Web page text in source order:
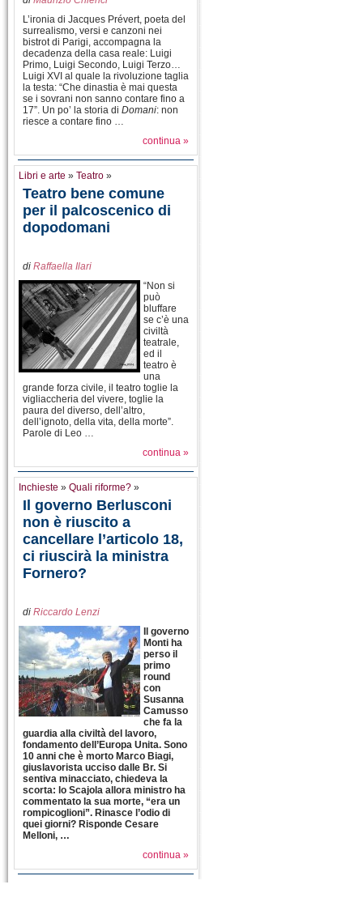
L’ironia di Jacques Prévert, poeta del
surrealismo, versi e canzoni nei
bistrot di Parigi, accompagna la
decadenza della casa reale: Luigi
Primo, Luigi Secondo, Luigi Terzo…
Luigi XVI al quale la rivoluzione taglia
la testa: “Che dinastia è mai questa
se i sovrani non sanno contare fino a
17”. Un po’ la storia di Domani: non
riesce a contare fino …
continua »
Libri e arte » Teatro »
Teatro bene comune
per il palcoscenico di
dopodomani
di Raffaella Ilari
“Non si
può
bluffare
se c’è una
civiltà
teatrale,
ed il
teatro è
una
grande forza civile, il teatro toglie la
vigliaccheria del vivere, toglie la
paura del diverso, dell’altro,
dell’ignoto, della vita, della morte”.
Parole di Leo …
continua »
Inchieste » Quali riforme? »
Il governo Berlusconi
non è riuscito a
cancellare l’articolo 18,
ci riuscirà la ministra
Fornero?
di Riccardo Lenzi
Il governo
Monti ha
perso il
primo
round
con
Susanna
Camusso
che fa la
guardia alla civiltà del lavoro,
fondamento dell’Europa Unita. Sono
10 anni che è morto Marco Biagi,
giuslavorista ucciso dalle Br. Si
sentiva minacciato, chiedeva la
scorta: lo Scajola allora ministro ha
commentato la sua morte, “era un
rompicoglioni”. Rinasce l’odio di
quei giorni? Risponde Cesare
Melloni, …
continua »